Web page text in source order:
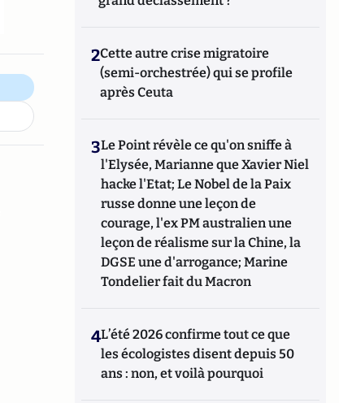
2Cette autre crise migratoire
(semi-orchestrée) qui se profile
après Ceuta
3Le Point révèle ce qu'on sniffe à
l'Elysée, Marianne que Xavier Niel
hacke l'Etat; Le Nobel de la Paix
russe donne une leçon de
courage, l'ex PM australien une
leçon de réalisme sur la Chine, la
DGSE une d'arrogance; Marine
Tondelier fait du Macron
4L’été 2026 confirme tout ce que
les écologistes disent depuis 50
ans : non, et voilà pourquoi